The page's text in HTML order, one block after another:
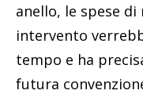
anello, le spese
intervento
tempo e ha
futura